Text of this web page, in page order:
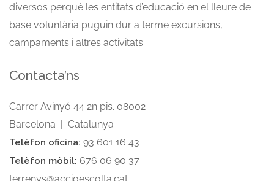
diversos perquè les entitats d’educació en el lleure de
base voluntària puguin dur a terme excursions,
campaments i altres activitats.
Contacta’ns
Carrer Avinyó 44 2n pis. 08002
Barcelona | Catalunya
Telèfon oficina: 93 601 16 43
Telèfon mòbil: 676 06 90 37
terrenys@accioescolta.cat